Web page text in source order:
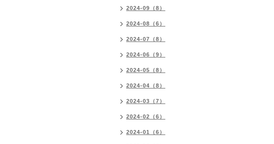
2024-09（8）
2024-08（6）
2024-07（8）
2024-06（9）
2024-05（8）
2024-04（8）
2024-03（7）
2024-02（6）
2024-01（6）